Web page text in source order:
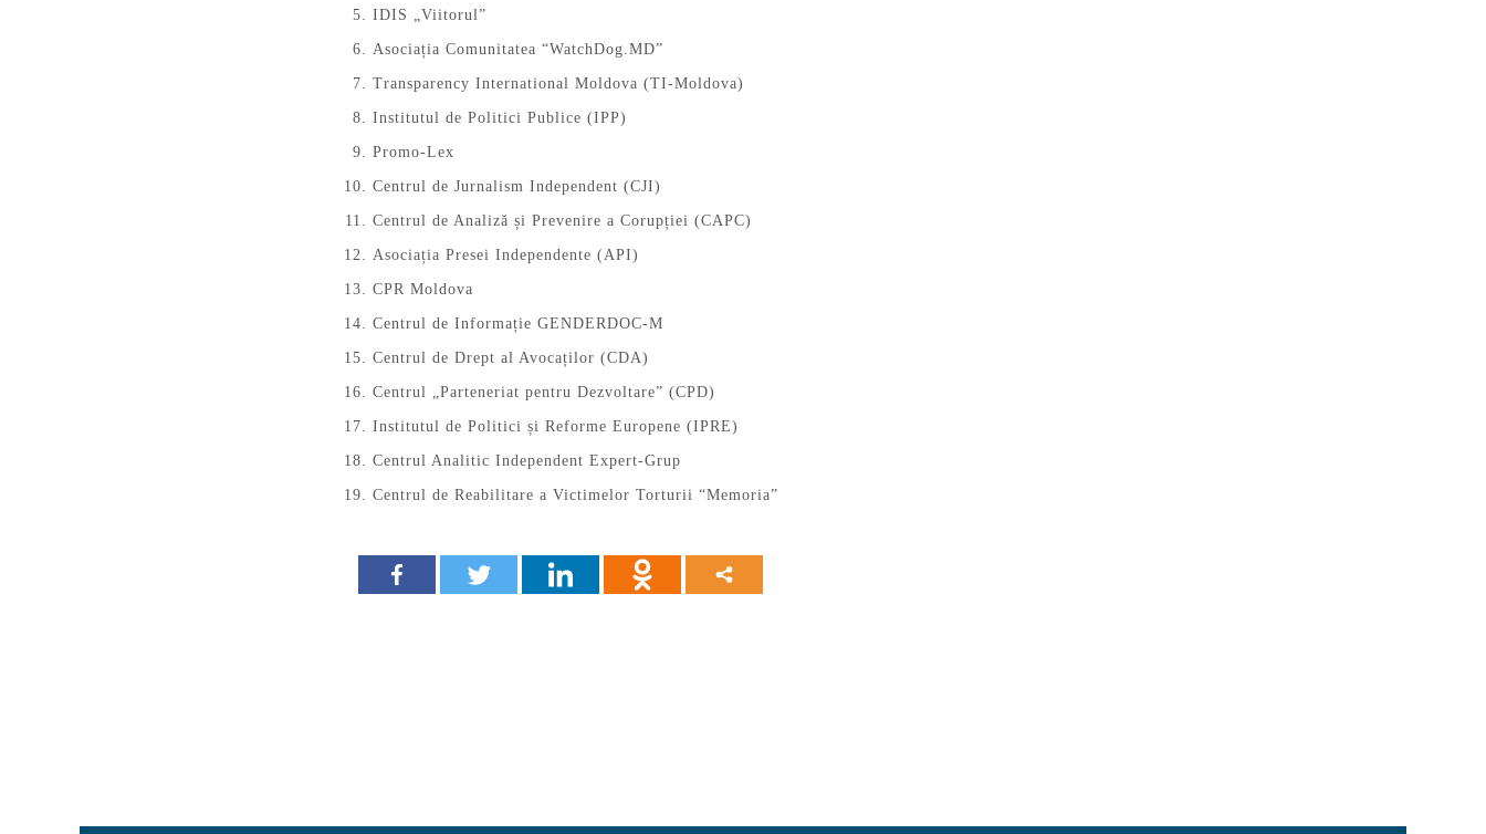
IDIS „Viitorul”
Asociația Comunitatea “WatchDog.MD”
Transparency International Moldova (TI-Moldova)
Institutul de Politici Publice (IPP)
Promo-Lex
Centrul de Jurnalism Independent (CJI)
Centrul de Analiză și Prevenire a Corupției (CAPC)
Asociația Presei Independente (API)
CPR Moldova
Centrul de Informație GENDERDOC-M
Centrul de Drept al Avocaților (CDA)
Centrul „Parteneriat pentru Dezvoltare” (CPD)
Institutul de Politici și Reforme Europene (IPRE)
Centrul Analitic Independent Expert-Grup
Centrul de Reabilitare a Victimelor Torturii “Memoria”